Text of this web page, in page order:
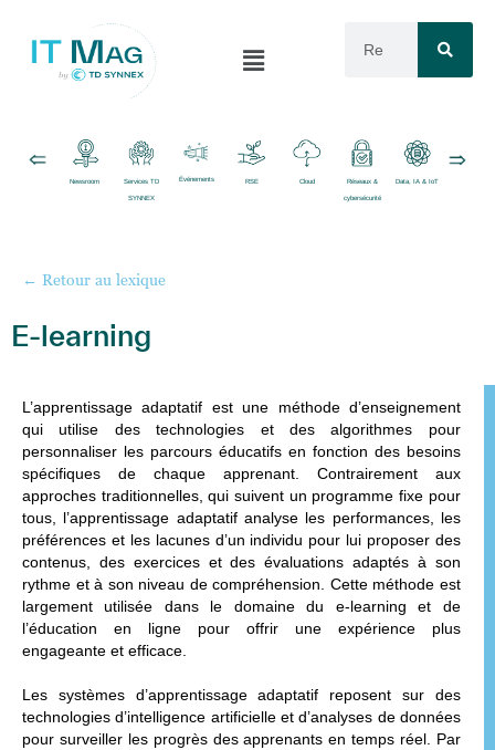
Newsroom Services TD
SYNNEX
Événements RSE Cloud Réseaux &
cybersécurité
Data, IA & IoT
← Retour au lexique
E-learning
L’apprentissage adaptatif est une méthode d’enseignement
qui utilise des technologies et des algorithmes pour
personnaliser les parcours éducatifs en fonction des besoins
spécifiques de chaque apprenant. Contrairement aux
approches traditionnelles, qui suivent un programme fixe pour
tous, l’apprentissage adaptatif analyse les performances, les
préférences et les lacunes d’un individu pour lui proposer des
contenus, des exercices et des évaluations adaptés à son
rythme et à son niveau de compréhension. Cette méthode est
largement utilisée dans le domaine du e-learning et de
l’éducation en ligne pour offrir une expérience plus
engageante et efficace.
Les systèmes d’apprentissage adaptatif reposent sur des
technologies d’intelligence artificielle et d’analyses de données
pour surveiller les progrès des apprenants en temps réel. Par